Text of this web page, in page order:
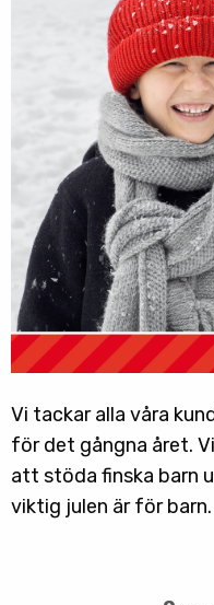
Vi tackar alla våra
för det gångna året.
att stöda finska barn
viktig julen är för barn.